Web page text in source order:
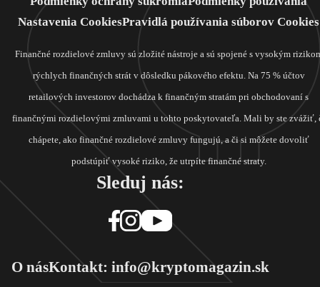
Nastavenia CookiesPravidlá používania súborov Cookies
Finančné rozdielové zmluvy sú zložité nástroje a sú spojené s vysokým
rýchlych finančných strát v dôsledku pákového efektu. Na 75 % účtov
retailových investorov dochádza k finančným stratám pri obchodovaní s
finančnými rozdielovými zmluvami u tohto poskytovateľa. Mali by ste zvážiť,
chápete, ako finančné rozdielové zmluvy fungujú, a či si môžete dovoliť
podstúpiť vysoké riziko, že utrpíte finančné straty.
Sleduj nás:
O násKontakt: info@kryptomagazin.sk